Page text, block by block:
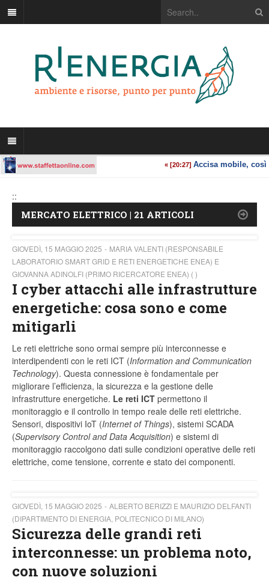
::
MERCATO ELETTRICO | 21 ARTICOLI
GIOVEDÌ, 15 MAGGIO 2025
MARIA VALENTI (RESPONSABILE
LABORATORIO SMART GRID E RETI ENERGETICHE ENEA) E
GIOVANNA ADINOLFI (PRIMO RICERCATORE ENEA) ( )
I cyber attacchi alle infrastrutture
energetiche: cosa sono e come
mitigarli
Le reti elettriche sono ormai sempre più interconnesse e
interdipendenti con le reti ICT (Information and Communication
Technology). Questa connessione è fondamentale per
migliorare l’efficienza, la sicurezza e la gestione delle
infrastrutture energetiche. Le reti ICT permettono il
monitoraggio e il controllo in tempo reale delle reti elettriche.
Sensori, dispositivi IoT (Internet of Things), sistemi SCADA
(Supervisory Control and Data Acquisition) e sistemi di
monitoraggio raccolgono dati sulle condizioni operative delle reti
elettriche, come tensione, corrente e stato dei componenti.
GIOVEDÌ, 15 MAGGIO 2025
ALBERTO BERIZZI E MAURIZIO DELFANTI
(DIPARTIMENTO DI ENERGIA, POLITECNICO DI MILANO)
Sicurezza delle grandi reti
interconnesse: un problema noto,
con nuove soluzioni